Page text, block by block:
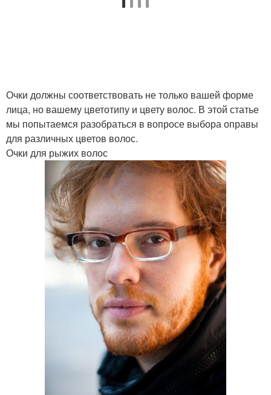
Очки должны соответствовать не только вашей форме
лица, но вашему цветотипу и цвету волос. В этой статье
мы попытаемся разобраться в вопросе выбора оправы
для различных цветов волос.
Очки для рыжих волос